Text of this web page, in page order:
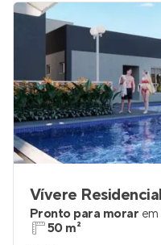
Vívere Residencial
Pronto para morar em
50 m²